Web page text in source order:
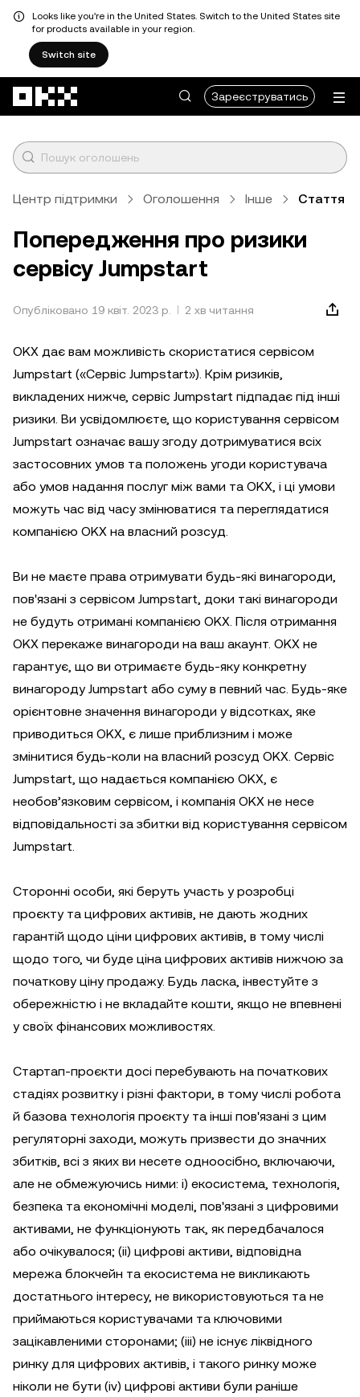
Looks like you're in the United States. Switch to the United States site
for products available in your region.
Switch site
Зареєструватись
Центр підтримки Оголошення Інше Стаття
Попередження про ризики
сервісу Jumpstart
Опубліковано 19 квіт. 2023 р. 2 хв читання
OKX дає вам можливість скористатися сервісом
Jumpstart («Сервіс Jumpstart»). Крім ризиків,
викладених нижче, сервіс Jumpstart підпадає під інші
ризики. Ви усвідомлюєте, що користування сервісом
Jumpstart означає вашу згоду дотримуватися всіх
застосовних умов та положень угоди користувача
або умов надання послуг між вами та OKX, і ці умови
можуть час від часу змінюватися та переглядатися
компанією OKX на власний розсуд.
Ви не маєте права отримувати будь-які винагороди,
пов'язані з сервісом Jumpstart, доки такі винагороди
не будуть отримані компанією OKX. Після отримання
OKX перекаже винагороди на ваш акаунт. OKX не
гарантує, що ви отримаєте будь-яку конкретну
винагороду Jumpstart або суму в певний час. Будь-яке
орієнтовне значення винагороди у відсотках, яке
приводиться OKX, є лише приблизним і може
змінитися будь-коли на власний розсуд OKX. Сервіс
Jumpstart, що надається компанією OKX, є
необов’язковим сервісом, і компанія OKX не несе
відповідальності за збитки від користування сервісом
Jumpstart.
Сторонні особи, які беруть участь у розробці
проєкту та цифрових активів, не дають жодних
гарантій щодо ціни цифрових активів, в тому числі
щодо того, чи буде ціна цифрових активів нижчою за
початкову ціну продажу. Будь ласка, інвестуйте з
обережністю і не вкладайте кошти, якщо не впевнені
у своїх фінансових можливостях.
Стартап-проєкти досі перебувають на початкових
стадіях розвитку і різні фактори, в тому числі робота
й базова технологія проєкту та інші пов'язані з цим
регуляторні заходи, можуть призвести до значних
збитків, всі з яких ви несете одноосібно, включаючи,
але не обмежуючись ними: i) екосистема, технологія,
безпека та економічні моделі, пов'язані з цифровими
активами, не функціонують так, як передбачалося
або очікувалося; (ii) цифрові активи, відповідна
мережа блокчейн та екосистема не викликають
достатнього інтересу, не використовуються та не
приймаються користувачами та ключовими
зацікавленими сторонами; (iii) не існує ліквідного
ринку для цифрових активів, і такого ринку може
ніколи не бути (iv) цифрові активи були раніше